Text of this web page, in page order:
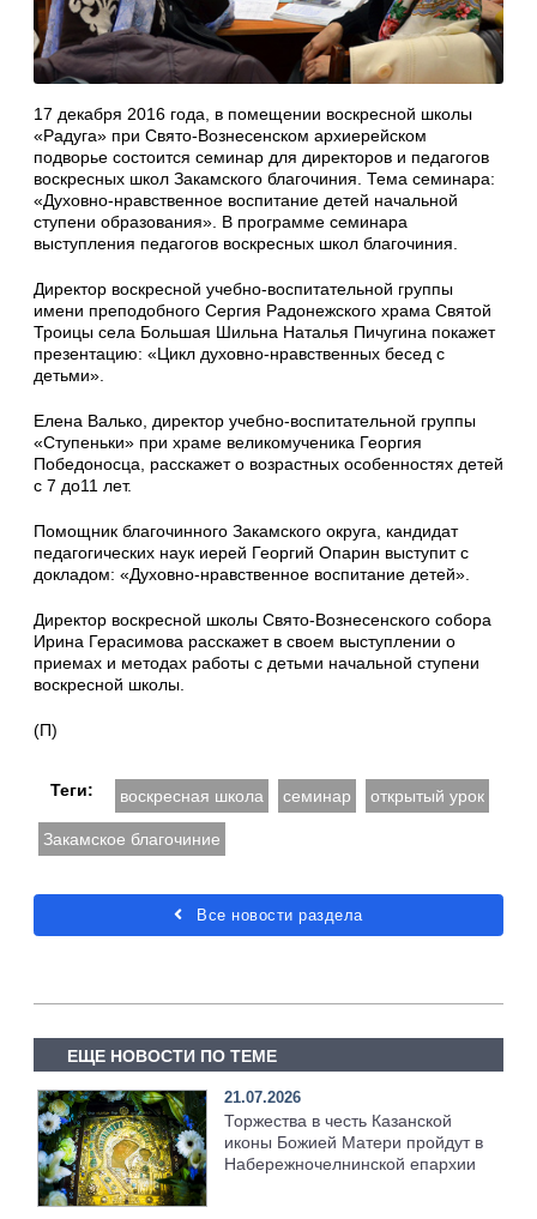
17 декабря 2016 года, в помещении воскресной школы
«Радуга» при Свято-Вознесенском архиерейском
подворье состоится семинар для директоров и педагогов
воскресных школ Закамского благочиния. Тема семинара:
«Духовно-нравственное воспитание детей начальной
ступени образования». В программе семинара
выступления педагогов воскресных школ благочиния.
Директор воскресной учебно-воспитательной группы
имени преподобного Сергия Радонежского храма Святой
Троицы села Большая Шильна Наталья Пичугина покажет
презентацию: «Цикл духовно-нравственных бесед с
детьми».
Елена Валько, директор учебно-воспитательной группы
«Ступеньки» при храме великомученика Георгия
Победоносца, расскажет о возрастных особенностях детей
с 7 до11 лет.
Помощник благочинного Закамского округа, кандидат
педагогических наук иерей Георгий Опарин выступит с
докладом: «Духовно-нравственное воспитание детей».
Директор воскресной школы Свято-Вознесенского собора
Ирина Герасимова расскажет в своем выступлении о
приемах и методах работы с детьми начальной ступени
воскресной школы.
(П)
Теги: воскресная школа семинар открытый урок
Закамское благочиние
Все новости раздела
ЕЩЕ НОВОСТИ ПО ТЕМЕ
21.07.2026
Торжества в честь Казанской
иконы Божией Матери пройдут в
Набережночелнинской епархии